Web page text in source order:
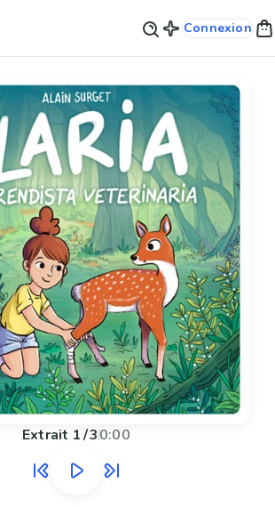
Connexion
Extrait 1/30:00